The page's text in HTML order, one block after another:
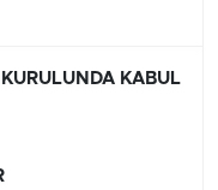
KABUL